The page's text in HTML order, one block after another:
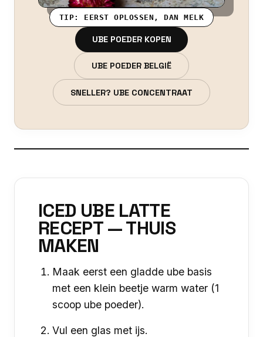
TIP: EERST OPLOSSEN, DAN MELK
UBE POEDER KOPEN
UBE POEDER BELGIË
SNELLER? UBE CONCENTRAAT
ICED UBE LATTE
RECEPT — THUIS
MAKEN
Maak eerst een gladde ube basis
met een klein beetje warm water (1
scoop ube poeder).
Vul een glas met ijs.